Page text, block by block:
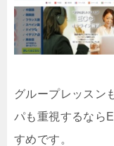
グループレッスン
パも重視するなら
すめです。